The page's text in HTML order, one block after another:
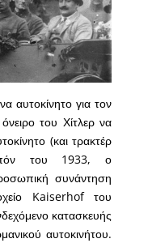
αυτοκίνητο για τον
του Χίτλερ να
(και τρακτέρ
του 1933, ο
συνάντηση
Kaiserhof του
κατασκευής
αυτοκινήτου.